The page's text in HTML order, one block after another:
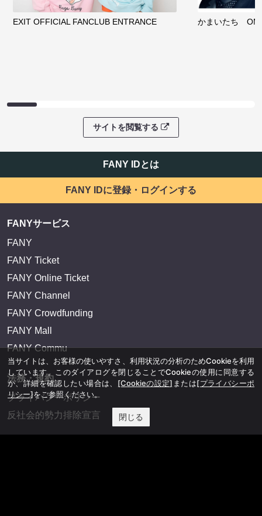
EXIT OFFICIAL FANCLUB ENTRANCE かまいたち
サイトを閲覧する
FANY IDとは
FANY IDに登録・ログインする
FANYサービス
FANY
FANY Ticket
FANY Online Ticket
FANY Channel
FANY Crowdfunding
FANY Mall
FANY Commu
法務・規約
プライバシーポリシー
反社会的勢力排除宣言
当サイトは、お客様の使いやすさ、利用状況の分析のためCookieを利用
しています。このダイアログを閉じることでCookieの使用に同意する
か、詳細を確認したい場合は、 [Cookieの設定] または[プライバシーポ
リシー]をご参照ください。
閉じる